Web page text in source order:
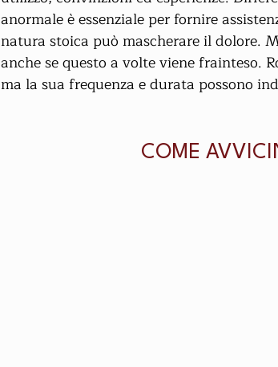
anormale è essenziale per fornire
natura stoica può mascherare il dolore.
anche se questo a volte viene frainteso.
ma la sua frequenza e durata possono
COME